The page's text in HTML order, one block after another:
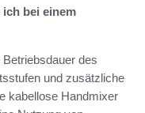
bei einem
des
und zusätzliche
kabellose Handmixer